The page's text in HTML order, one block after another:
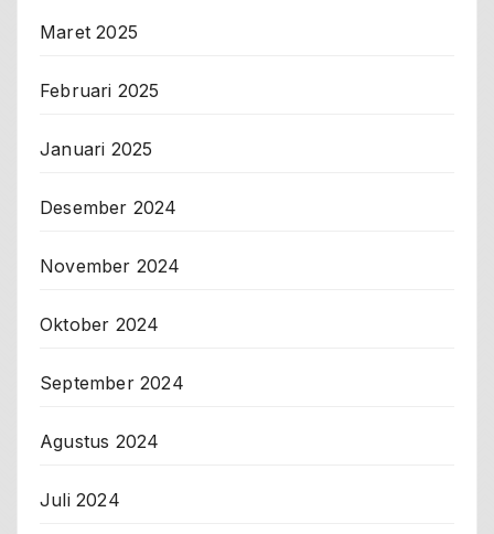
Maret 2025
Februari 2025
Januari 2025
Desember 2024
November 2024
Oktober 2024
September 2024
Agustus 2024
Juli 2024